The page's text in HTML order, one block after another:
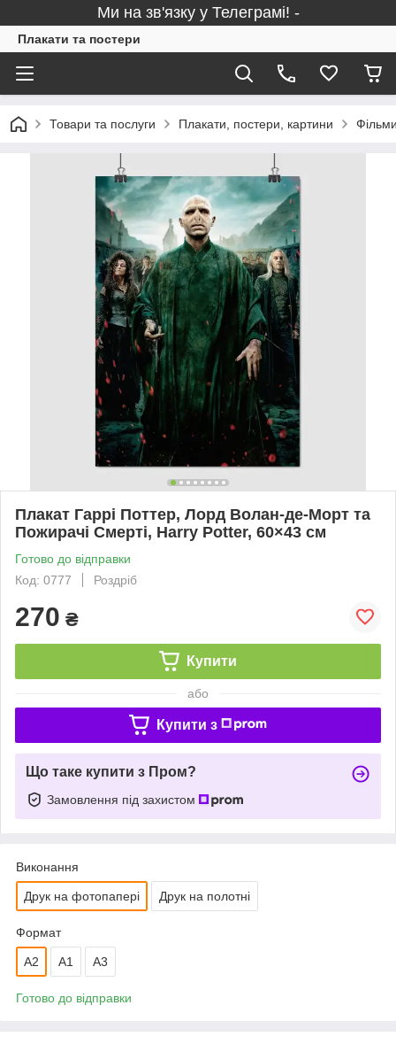
Ми на зв'язку у Телеграмі! -
Плакати та постери
Товари та послуги Плакати, постери, картини
Плакат Гаррі Поттер, Лорд Волан-де-Морт та
Пожирачі Смерті, Harry Potter, 60×43 см
Готово до відправки
Код: 0777
Роздріб
270 ₴
Купити
або
Купити з
Що таке купити з Пром?
Замовлення під захистом
Виконання
Друк на фотопапері Друк на полотні
Формат
A2 А1 A3
Готово до відправки